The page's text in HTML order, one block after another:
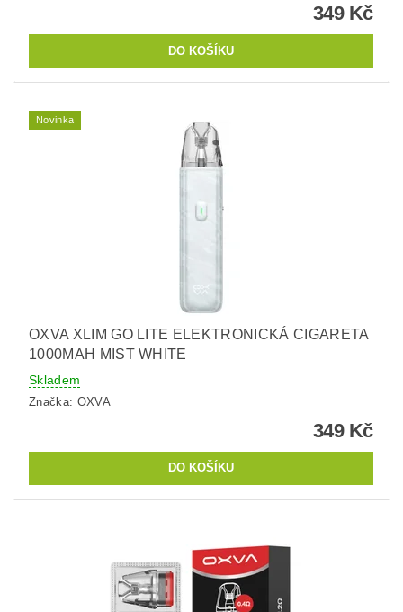
349 Kč
Novinka
OXVA XLIM GO LITE ELEKTRONICKÁ CIGARETA
1000MAH MIST WHITE
Skladem
Značka: OXVA
349 Kč